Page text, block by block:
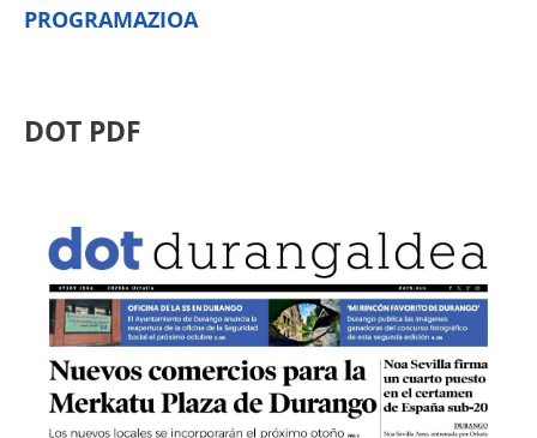
PROGRAMAZIOA
DOT PDF